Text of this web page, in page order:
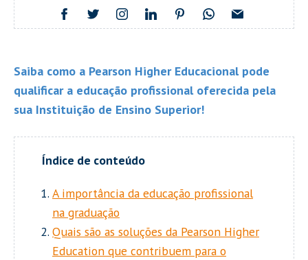
Saiba como a Pearson Higher Educacional pode
qualificar a educação profissional oferecida pela
sua Instituição de Ensino Superior!
A importância da educação profissional
na graduação
Quais são as soluções da Pearson Higher
Education que contribuem para o